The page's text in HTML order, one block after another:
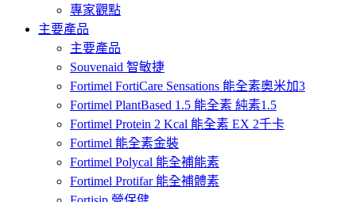
專家觀點
主要產品
主要產品
Souvenaid 智敏捷
Fortimel FortiCare Sensations 能全素奧米加3
Fortimel PlantBased 1.5 能全素 純素1.5
Fortimel Protein 2 Kcal 能全素 EX 2千卡
Fortimel 能全素金裝
Fortimel Polycal 能全補能素
Fortimel Protifar 能全補體素